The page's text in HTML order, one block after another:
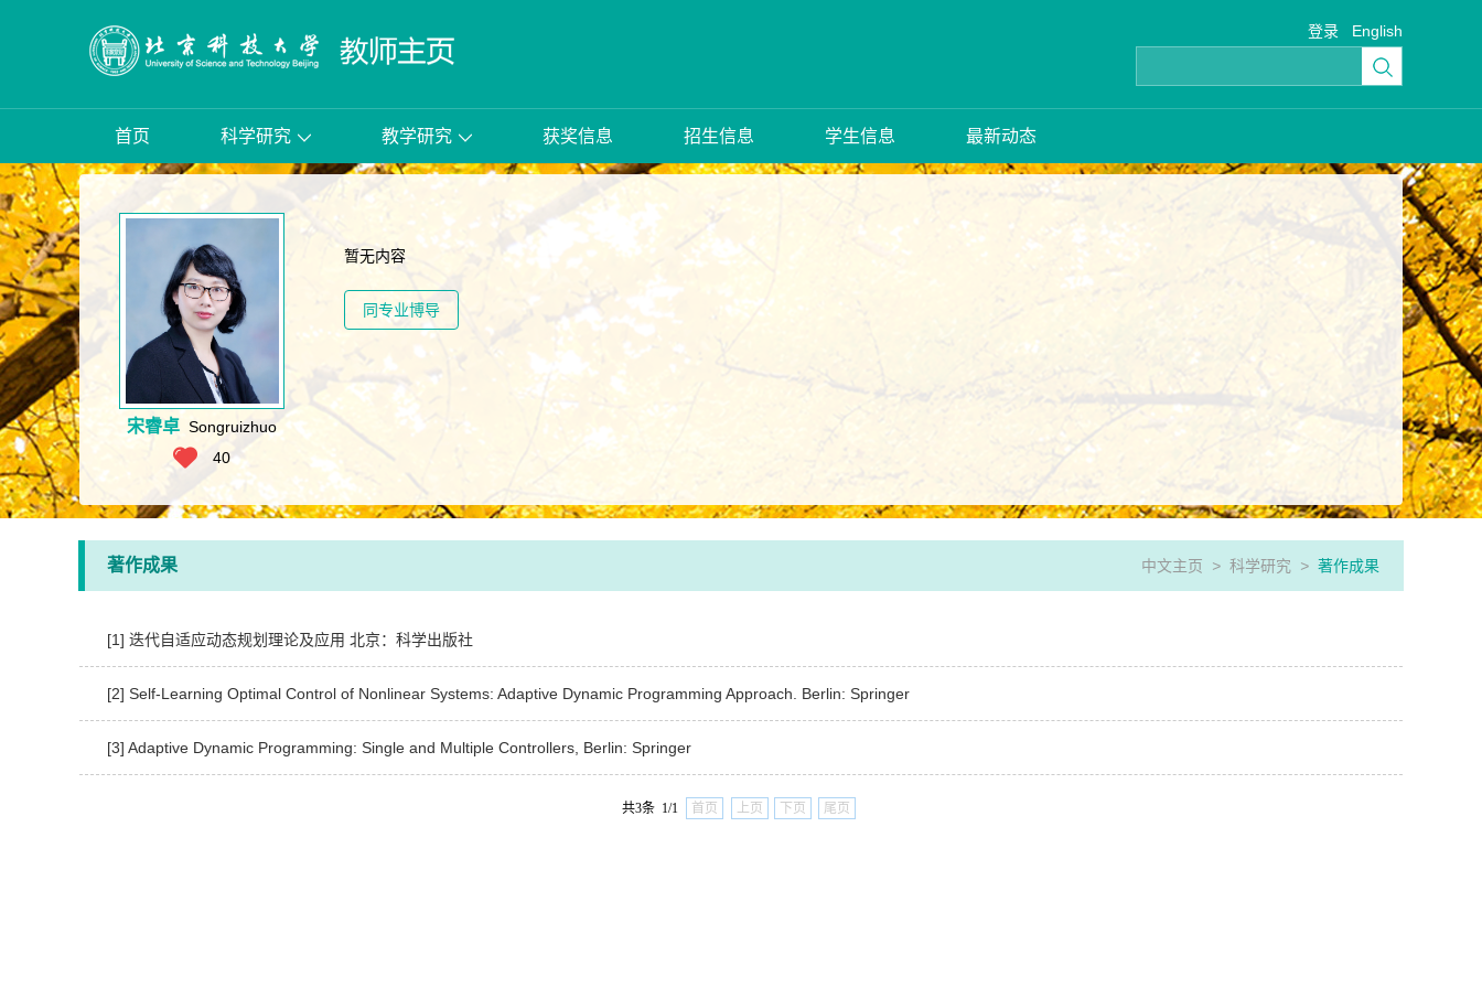
登录 English
首页 科学研究 教学研究 获奖信息 招生信息 学生信息 最新动态
宋睿卓 Songruizhuo
40
暂无内容
同专业博导
著作成果 中文主页 > 科学研究 > 著作成果
[1] 迭代自适应动态规划理论及应用 北京：科学出版社
[2] Self-Learning Optimal Control of Nonlinear Systems: Adaptive Dynamic Programming Approach. Berlin: Springer
[3] Adaptive Dynamic Programming: Single and Multiple Controllers, Berlin: Springer
共3条 1/1 首页 上页 下页 尾页